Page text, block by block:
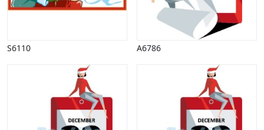
Påske
Pinse
Politik, arbejdsmarked
Restauration, hotel
Scenarier
Skibe, både, søfart
S6110 A6786